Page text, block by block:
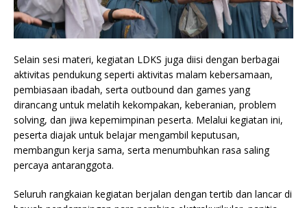
Selain sesi materi, kegiatan LDKS juga diisi dengan berbagai
aktivitas pendukung seperti aktivitas malam kebersamaan,
pembiasaan ibadah, serta outbound dan games yang
dirancang untuk melatih kekompakan, keberanian, problem
solving, dan jiwa kepemimpinan peserta. Melalui kegiatan ini,
peserta diajak untuk belajar mengambil keputusan,
membangun kerja sama, serta menumbuhkan rasa saling
percaya antaranggota.
Seluruh rangkaian kegiatan berjalan dengan tertib dan lancar di